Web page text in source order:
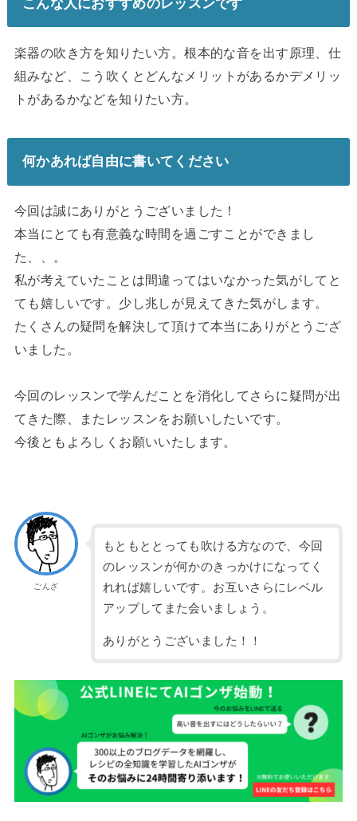
楽器の吹き方を知りたい方。根本的な音を出す原理、 仕
組みなど、
こう吹くとどんなメリットがあるかデメリッ
トがあるかなどを知り たい方。
何かあれば自由に書いてください
今回は誠にありがとうございました！
本当にとても有意義な時間を過ごすことができまし
た、、。
私が考えていたことは間違ってはいなかった気がしてと
ても嬉しいです。少し兆しが見えてきた気がします。
たくさんの疑問を解決して頂けて本当にありがとうござ
いました。
今回のレッスンで学んだことを消化してさらに疑問が出
てきた際、またレッスンをお願いしたいです。
今後ともよろしくお願いいたします。
ごんざ
もともととっても吹ける方なので、今回
のレッスンが何かのきっかけになってく
れれば嬉しいです。お互いさらにレベル
アップしてまた会いましょう。
ありがとうございました！！